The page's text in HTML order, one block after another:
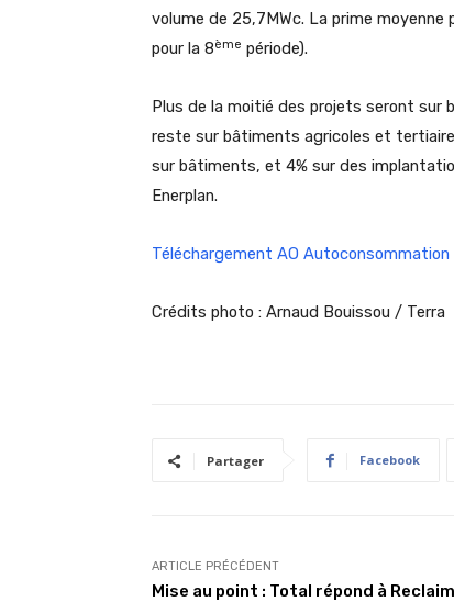
volume de 25,7MWc. La prime
pour la 8ème période).
Plus de la moitié des projets seront sur
reste sur bâtiments agricoles et
sur bâtiments, et 4% sur des
Enerplan.
Téléchargement AO Autoconsommation
Crédits photo : Arnaud Bouissou / Terra
Partager Facebook
ARTICLE PRÉCÉDENT
Mise au point : Total répond à Reclaim